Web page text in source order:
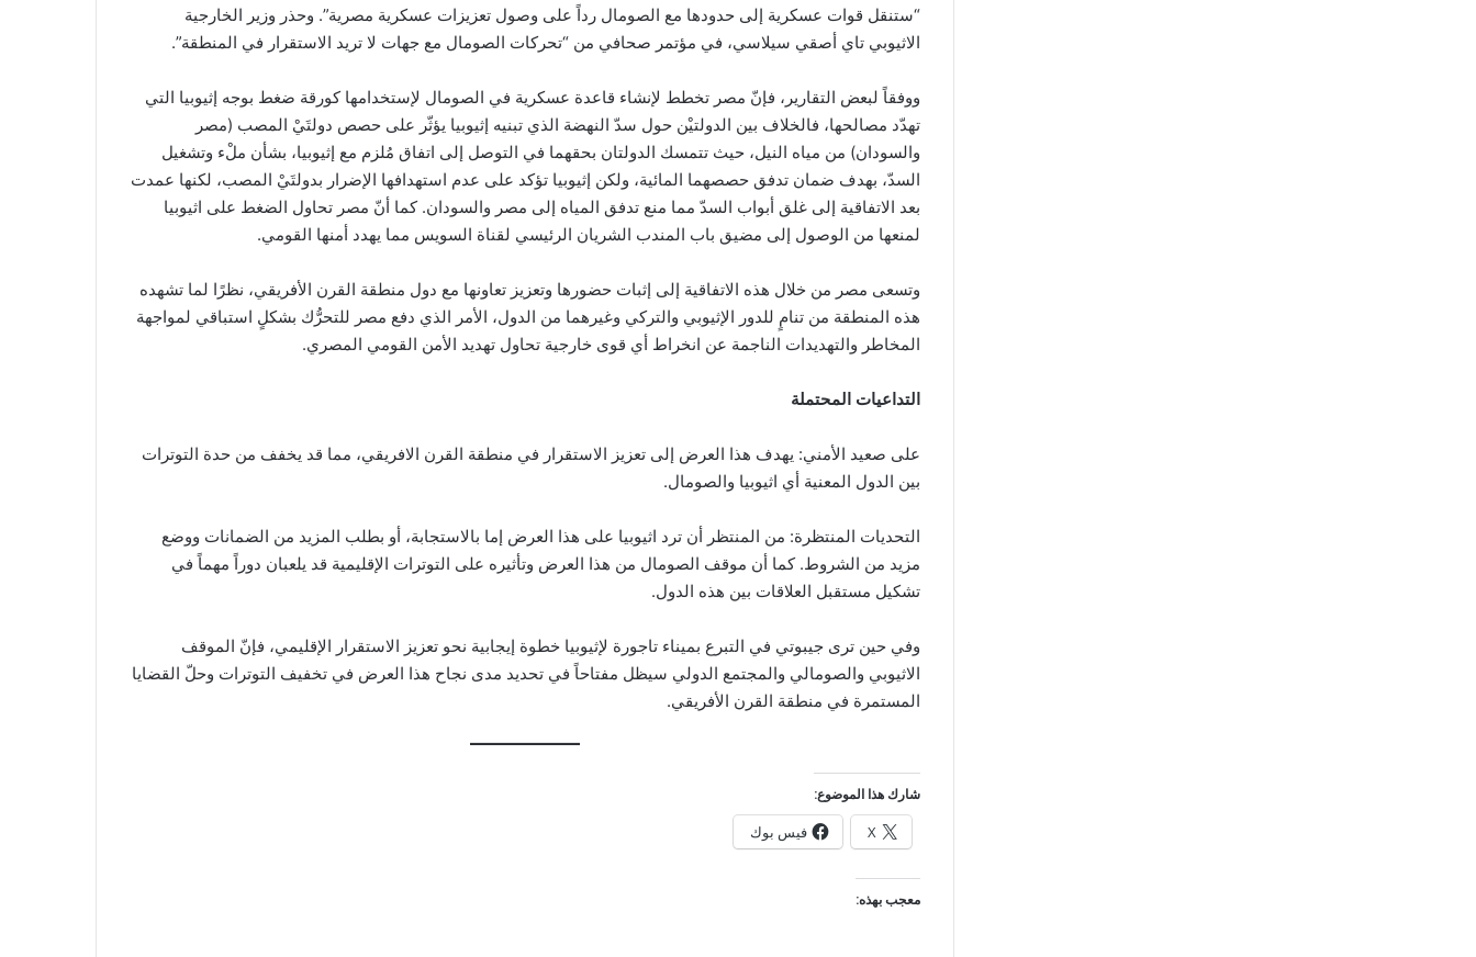
“ستنقل قوات عسكرية إلى حدودها مع الصومال رداً على وصول تعزيزات عسكرية مصرية”. وحذر وزير الخارجية
الاثيوبي تاي أصقي سيلاسي، في مؤتمر صحافي من “تحركات الصومال مع جهات لا تريد الاستقرار في المنطقة”.
ووفقاً لبعض التقارير، فإنّ مصر تخطط لإنشاء قاعدة عسكرية في الصومال لإستخدامها كورقة ضغط بوجه إثيوبيا التي
تهدّد مصالحها، فالخلاف بين الدولتيْن حول سدّ النهضة الذي تبنيه إثيوبيا يؤثّر على حصص دولتَيْ المصب (مصر
والسودان) من مياه النيل، حيث تتمسك الدولتان بحقهما في التوصل إلى اتفاق مُلزم مع إثيوبيا، بشأن ملْء وتشغيل
السدّ، بهدف ضمان تدفق حصصهما المائية، ولكن إثيوبيا تؤكد على عدم استهدافها الإضرار بدولتَيْ المصب، لكنها عمدت
بعد الاتفاقية إلى غلق أبواب السدّ مما منع تدفق المياه إلى مصر والسودان. كما أنّ مصر تحاول الضغط على اثيوبيا
لمنعها من الوصول إلى مضيق باب المندب الشريان الرئيسي لقناة السويس مما يهدد أمنها القومي.
وتسعى مصر من خلال هذه الاتفاقية إلى إثبات حضورها وتعزيز تعاونها مع دول منطقة القرن الأفريقي، نظرًا لما تشهده
هذه المنطقة من تنامٍ للدور الإثيوبي والتركي وغيرهما من الدول، الأمر الذي دفع مصر للتحرُّك بشكلٍ استباقي لمواجهة
المخاطر والتهديدات الناجمة عن انخراط أي قوى خارجية تحاول تهديد الأمن القومي المصري.
التداعيات المحتملة
على صعيد الأمني: يهدف هذا العرض إلى تعزيز الاستقرار في منطقة القرن الافريقي، مما قد يخفف من حدة التوترات
بين الدول المعنية أي اثيوبيا والصومال.
التحديات المنتظرة: من المنتظر أن ترد اثيوبيا على هذا العرض إما بالاستجابة، أو بطلب المزيد من الضمانات ووضع
مزيد من الشروط. كما أن موقف الصومال من هذا العرض وتأثيره على التوترات الإقليمية قد يلعبان دوراً مهماً في
تشكيل مستقبل العلاقات بين هذه الدول.
وفي حين ترى جيبوتي في التبرع بميناء تاجورة لإثيوبيا خطوة إيجابية نحو تعزيز الاستقرار الإقليمي، فإنّ الموقف
الاثيوبي والصومالي والمجتمع الدولي سيظل مفتاحاً في تحديد مدى نجاح هذا العرض في تخفيف التوترات وحلّ القضايا
المستمرة في منطقة القرن الأفريقي.
شارك هذا الموضوع:
X فيس بوك
معجب بهذه: